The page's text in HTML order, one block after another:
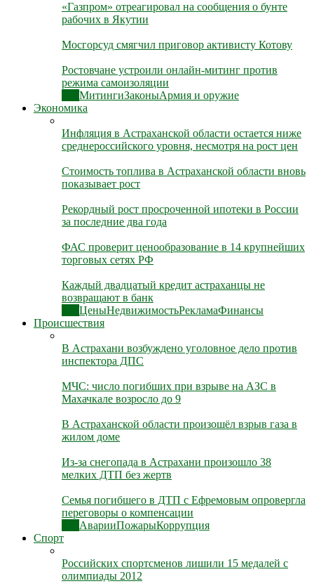
«Газпром» отреагировал на сообщения о бунте
рабочих в Якутии
Мосгорсуд смягчил приговор активисту Котову
Ростовчане устроили онлайн-митинг против
режима самоизоляции
МитингиЗаконыАрмия и оружие
Экономика
Инфляция в Астраханской области остается ниже
среднероссийского уровня, несмотря на рост цен
Стоимость топлива в Астраханской области вновь
показывает рост
Рекордный рост просроченной ипотеки в России
за последние два года
ФАС проверит ценообразование в 14 крупнейших
торговых сетях РФ
Каждый двадцатый кредит астраханцы не
возвращают в банк
ЦеныНедвижимостьРекламаФинансы
Происшествия
В Астрахани возбуждено уголовное дело против
инспектора ДПС
МЧС: число погибших при взрыве на АЗС в
Махачкале возросло до 9
В Астраханской области произошёл взрыв газа в
жилом доме
Из-за снегопада в Астрахани произошло 38
мелких ДТП без жертв
Семья погибшего в ДТП с Ефремовым опровергла
переговоры о компенсации
АварииПожарыКоррупция
Спорт
Российских спортсменов лишили 15 медалей с
олимпиады 2012